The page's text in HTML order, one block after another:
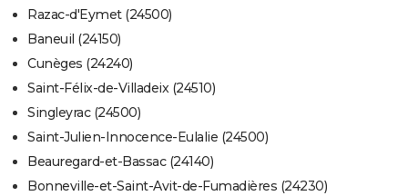
Razac-d'Eymet (24500)
Baneuil (24150)
Cunèges (24240)
Saint-Félix-de-Villadeix (24510)
Singleyrac (24500)
Saint-Julien-Innocence-Eulalie (24500)
Beauregard-et-Bassac (24140)
Bonneville-et-Saint-Avit-de-Fumadières (24230)